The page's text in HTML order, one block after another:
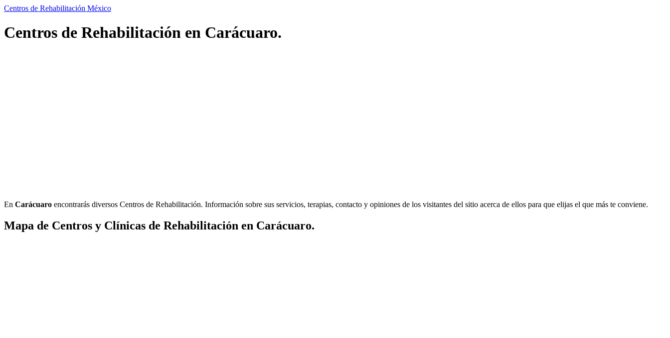
Centros de Rehabilitación México
Centros de Rehabilitación en Carácuaro.
En Carácuaro encontrarás diversos Centros de Rehabilitación. Información sobre sus servicios, terapias, contacto y opiniones de los visitantes del sitio acerca de ellos para que elijas el que más te conviene.
Mapa de Centros y Clínicas de Rehabilitación en Carácuaro.